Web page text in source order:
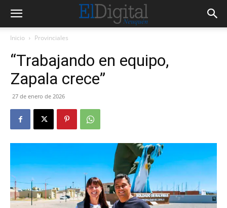
Inicio Provinciales
“Trabajando en equipo,
Zapala crece”
27 de enero de 2026